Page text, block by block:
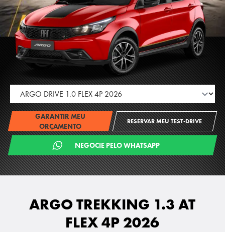
GARANTIR MEU
ORÇAMENTO
RESERVAR MEU TEST-DRIVE
NEGOCIE PELO WHATSAPP
ARGO TREKKING 1.3 AT
FLEX 4P 2026